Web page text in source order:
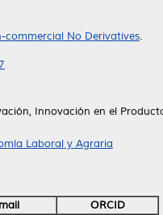
No Derivatives.
Innovación en el
Laboral y Agraria
ORCID